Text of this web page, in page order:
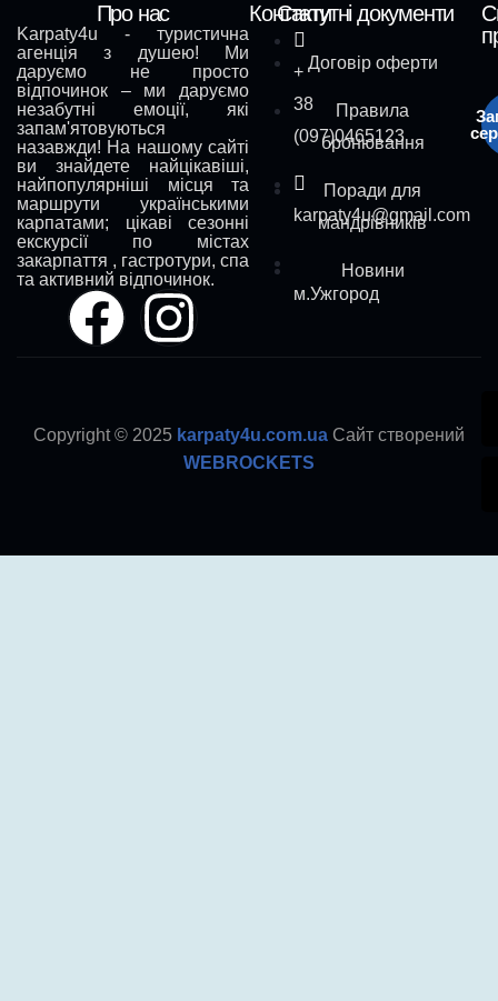
Про нас
Karpaty4u - туристична
агенція з душею! Ми
даруємо не просто
відпочинок – ми даруємо
незабутні емоції, які
запам'ятовуються
назавжди! На нашому сайті
ви знайдете найцікавіші,
найпопулярніші місця та
маршрути українськими
карпатами; цікаві сезонні
екскурсії по містах
закарпаття , гастротури, спа
та активний відпочинок.
Контакти
+
38
(097)0465123
karpaty4u@gmail.com
м.Ужгород
Статутні документи
Договір оферти
Правила
бронювання
Поради для
мандрівників
Новини
Copyright © 2025 karpaty4u.com.ua Сайт створений
WEBROCKETS